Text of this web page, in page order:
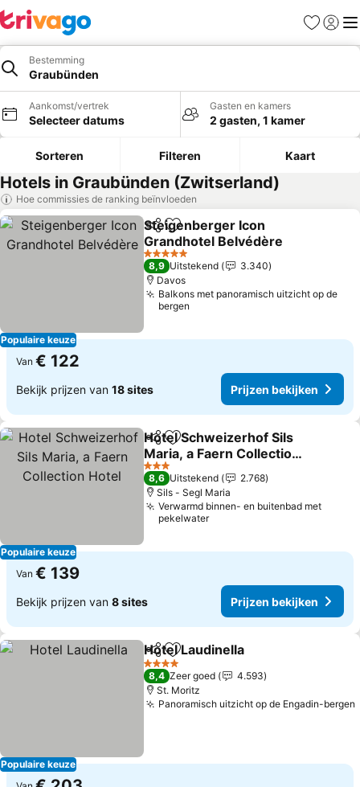
Favorieten
Bestemming
Graubünden
Aankomst/vertrek
Selecteer datums
Gasten en kamers
2 gasten, 1 kamer
Sorteren Filteren Kaart
Hotels in Graubünden (Zwitserland)
Hoe commissies de ranking beïnvloeden
Populaire keuze
DelenToevoegen aan favorieten
Steigenberger Icon
Grandhotel Belvédère
Prijzen bekijken
5 Sterren
8,9 Uitstekend
3.340
Davos
Balkons met panoramisch uitzicht op de
bergen
Van € 122
Bekijk prijzen van 18 sites Prijzen bekijken
Populaire keuze
DelenToevoegen aan favorieten
Hotel Schweizerhof Sils
Maria, a Faern Collection
Hotel
Prijzen bekijken
3 Sterren
8,6 Uitstekend
2.768
Sils - Segl Maria
Verwarmd binnen- en buitenbad met
pekelwater
Van € 139
Bekijk prijzen van 8 sites Prijzen bekijken
Populaire keuze
DelenToevoegen aan favorieten
Hotel Laudinella
4 Sterren
8,4 Zeer goed
4.593
St. Moritz
Panoramisch uitzicht op de Engadin-bergen